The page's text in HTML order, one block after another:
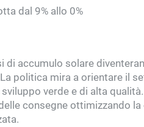
dal 9% allo 0%
di accumulo solare
politica mira a orientare il
verde e di alta
consegne ottimizzando